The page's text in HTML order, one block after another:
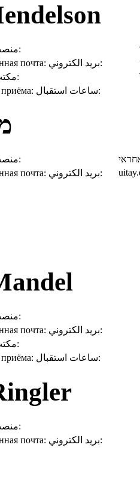
منصب:
почта: بريد الكتروني:
مكتب:
ساعات استقبال:
منصب:
почта: بريد الكتروني:
منصب:
почта:
بريد الكتروني:
مكتب:
ساعات استقبال:
منصب:
почта: بريد الكتروني: